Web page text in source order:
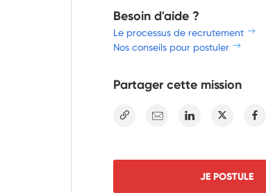
Besoin d'aide ?
Le processus de recrutement
Nos conseils pour postuler
Partager cette mission
E-mail Linkedin Twitter
JE POSTULE